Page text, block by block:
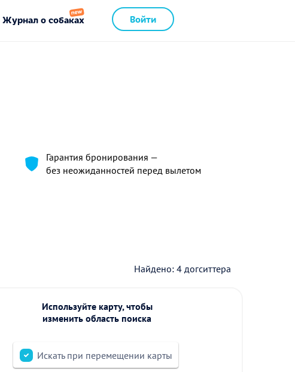
Войти
Журнал о собаках
Гарантия бронирования —
без неожиданностей перед вылетом
Найдено: 4 догситтера
Используйте карту, чтобы
изменить область поиска
Искать при перемещении карты